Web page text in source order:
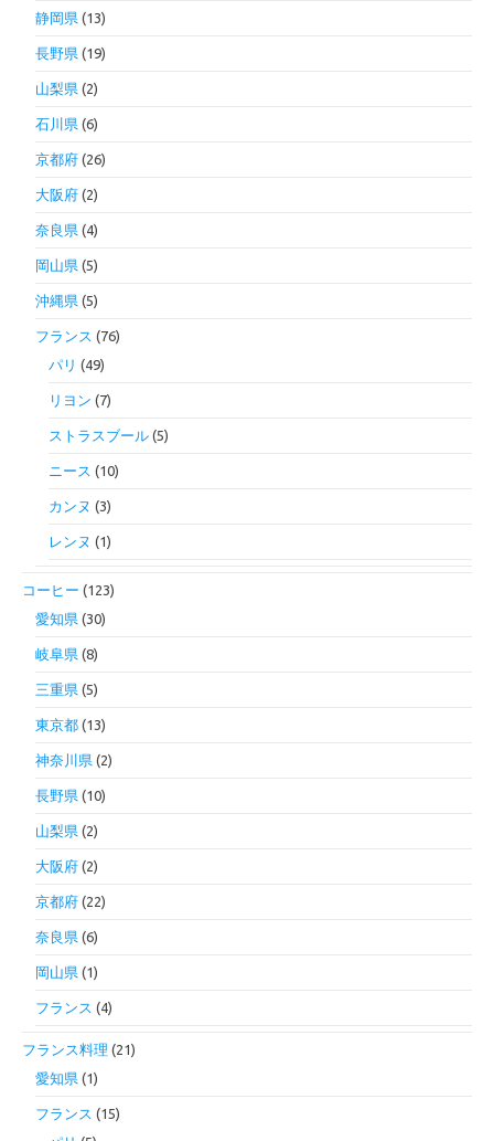
静岡県 (13)
長野県 (19)
山梨県 (2)
石川県 (6)
京都府 (26)
大阪府 (2)
奈良県 (4)
岡山県 (5)
沖縄県 (5)
フランス (76)
パリ (49)
リヨン (7)
ストラスブール (5)
ニース (10)
カンヌ (3)
レンヌ (1)
コーヒー (123)
愛知県 (30)
岐阜県 (8)
三重県 (5)
東京都 (13)
神奈川県 (2)
長野県 (10)
山梨県 (2)
大阪府 (2)
京都府 (22)
奈良県 (6)
岡山県 (1)
フランス (4)
フランス料理 (21)
愛知県 (1)
フランス (15)